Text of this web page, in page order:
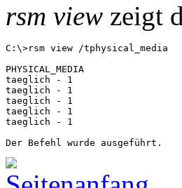
rsm view zeigt
C:\>rsm view /tphysical_media
PHYSICAL_MEDIA
taeglich - 1
taeglich - 1
taeglich - 1
taeglich - 1
taeglich - 1